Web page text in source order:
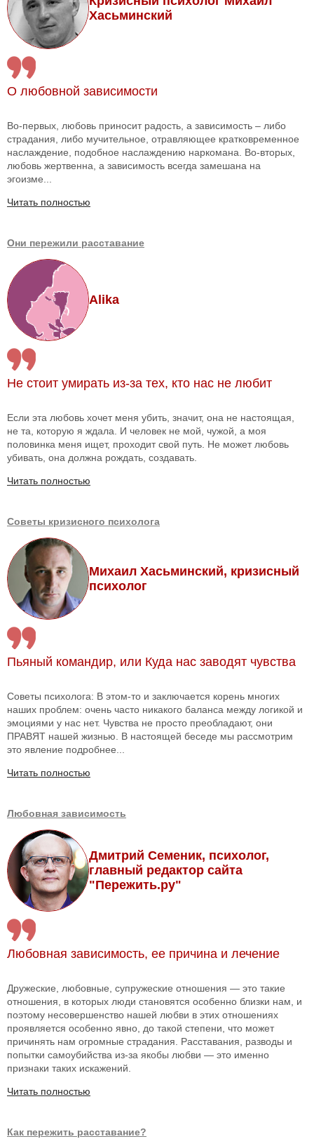
Хасьминский
О любовной зависимости
Во-первых, любовь приносит радость, а зависимость – либо
страдания, либо мучительное, отравляющее кратковременное
наслаждение, подобное наслаждению наркомана. Во-вторых,
любовь жертвенна, а зависимость всегда замешана на
эгоизме...
Читать полностью
Они пережили расставание
Alika
Не стоит умирать из-за тех, кто нас не любит
Если эта любовь хочет меня убить, значит, она не настоящая,
не та, которую я ждала. И человек не мой, чужой, а моя
половинка меня ищет, проходит свой путь. Не может любовь
убивать, она должна рождать, создавать.
Читать полностью
Советы кризисного психолога
Михаил Хасьминский, кризисный
психолог
Пьяный командир, или Куда нас заводят чувства
Советы психолога: В этом-то и заключается корень многих
наших проблем: очень часто никакого баланса между логикой и
эмоциями у нас нет. Чувства не просто преобладают, они
ПРАВЯТ нашей жизнью. В настоящей беседе мы рассмотрим
это явление подробнее...
Читать полностью
Любовная зависимость
Дмитрий Семеник, психолог,
главный редактор сайта
"Пережить.ру"
Любовная зависимость, ее причина и лечение
Дружеские, любовные, супружеские отношения — это такие
отношения, в которых люди становятся особенно близки нам, и
поэтому несовершенство нашей любви в этих отношениях
проявляется особенно явно, до такой степени, что может
причинять нам огромные страдания. Расставания, разводы и
попытки самоубийства из-за якобы любви — это именно
признаки таких искажений.
Читать полностью
Как пережить расставание?